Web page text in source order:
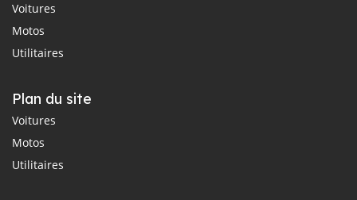
Voitures
Motos
Utilitaires
Plan du site
Voitures
Motos
Utilitaires